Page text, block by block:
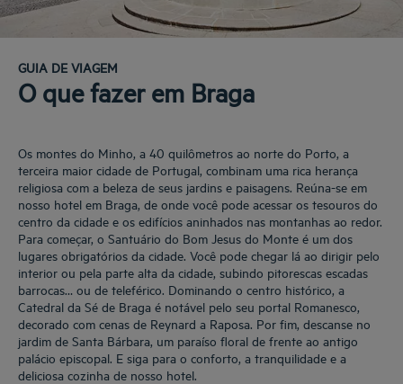
GUIA DE VIAGEM
O que fazer em Braga
Os montes do Minho, a 40 quilômetros ao norte do Porto, a
terceira maior cidade de Portugal, combinam uma rica herança
religiosa com a beleza de seus jardins e paisagens. Reúna-se em
nosso hotel em Braga, de onde você pode acessar os tesouros do
centro da cidade e os edifícios aninhados nas montanhas ao redor.
Para começar, o Santuário do Bom Jesus do Monte é um dos
lugares obrigatórios da cidade. Você pode chegar lá ao dirigir pelo
interior ou pela parte alta da cidade, subindo pitorescas escadas
barrocas… ou de teleférico. Dominando o centro histórico, a
Catedral da Sé de Braga é notável pelo seu portal Romanesco,
decorado com cenas de Reynard a Raposa. Por fim, descanse no
jardim de Santa Bárbara, um paraíso floral de frente ao antigo
palácio episcopal. E siga para o conforto, a tranquilidade e a
deliciosa cozinha de nosso hotel.